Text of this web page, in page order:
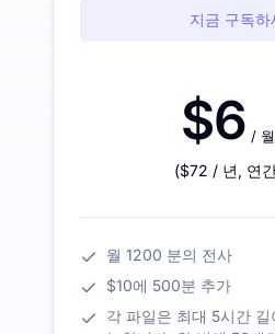
지금 구독하
$6 / 월
($72 / 년, 연
월 1200 분의 전사
$10에 500분 추가
각 파일은 최대 5시간